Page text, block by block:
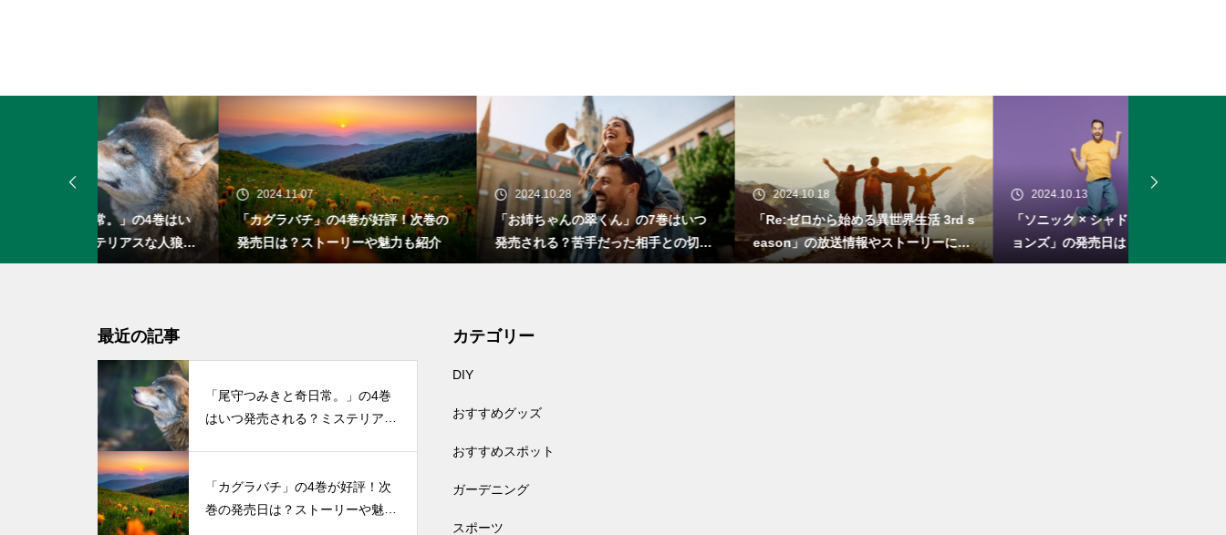
2024.11.07
「カグラバチ」の4巻が好評！次巻の
発売日は？ストーリーや魅力も紹介
2024.10.28
「お姉ちゃんの翠くん」の7巻はいつ
発売される？苦手だった相手との切な
い初恋
2024.10.18
「Re:ゼロから始める異世界生活 3rd s
eason」の放送情報やストーリーにつ
いて
2024.10.13
「ソニック × シャドウ ジェネレーシ
ョンズ」の発売日は？新しい物語とシ
ステム
リメイク！
最近の記事
「尾守つみきと奇日常。」の4巻
はいつ発売される？ミステリアス
「カグラバチ」の4巻が好評！次
巻の発売日は？ストーリーや魅力
カテゴリー
DIY
おすすめグッズ
おすすめスポット
ガーデニング
スポーツ